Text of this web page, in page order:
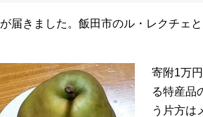
が届きました。飯田市のル・レクチェ
寄附1万
る特産品
う片方は